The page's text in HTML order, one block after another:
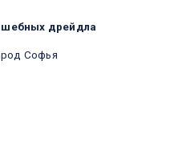
дрейдла
Софья